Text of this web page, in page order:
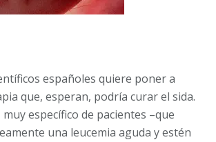
españoles quiere poner a
que, esperan, podría curar el sida.
específico de pacientes –que
una leucemia aguda y estén